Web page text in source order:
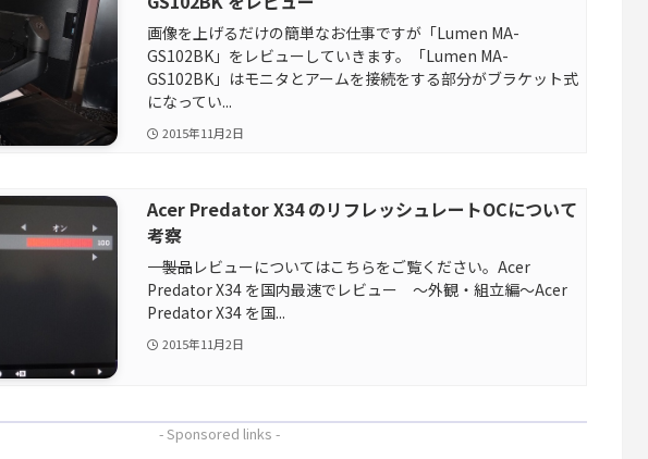
画像を上げるだけの簡単なお仕事ですが「Lumen MA-
GS102BK」をレビューしていきます。「Lumen MA-
GS102BK」はモニタとアームを接続をする部分がブラケット式
になってい...
2015年11月2日
Acer Predator X34 のリフレッシュレートOCについて
考察
――――――――――――――――――――――――――――――――――製品レビューについてはこちらをご覧ください。Acer
Predator X34 を国内最速でレビュー ～外観・組立編～Acer
Predator X34 を国...
2015年11月2日
- Sponsored links -